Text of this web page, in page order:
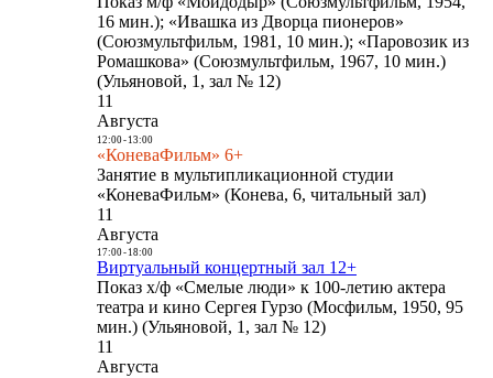
16 мин.); «Ивашка из Дворца пионеров»
(Союзмультфильм, 1981, 10 мин.); «Паровозик из
Ромашкова» (Союзмультфильм, 1967, 10 мин.)
(Ульяновой, 1, зал № 12)
11
Августа
12:00- 13:00
«КоневаФильм» 6+
Занятие в мультипликационной студии
«КоневаФильм» (Конева, 6, читальный зал)
11
Августа
17:00- 18:00
Виртуальный концертный зал 12+
Показ х/ф «Смелые люди» к 100-летию актера
театра и кино Сергея Гурзо (Мосфильм, 1950, 95
мин.) (Ульяновой, 1, зал № 12)
11
Августа